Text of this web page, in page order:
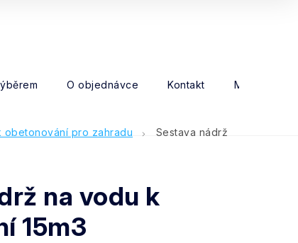
O objednávce Kontakt Moje
pro zahradu
Sestava nádrž
na vodu k
15m3